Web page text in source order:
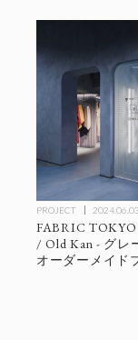
PROJECT 2024.06.03
FABRIC TOKYO
/ Old Kan - グレ
オーダーメイド